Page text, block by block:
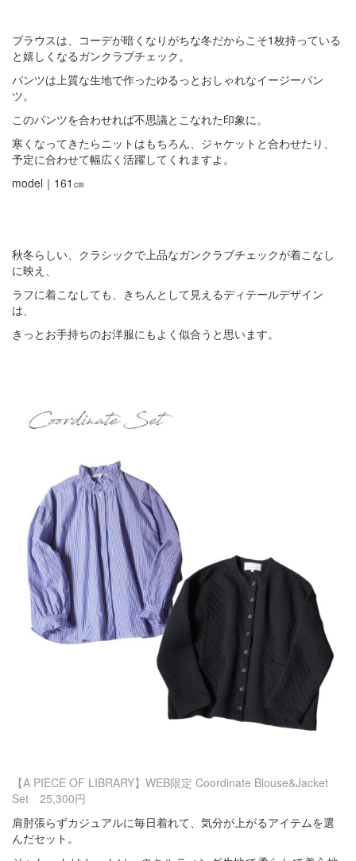
ブラウスは、コーデが暗くなりがちな冬だからこそ1枚持っている
と嬉しくなるガンクラブチェック。
パンツは上質な生地で作ったゆるっとおしゃれなイージーパン
ツ。
このパンツを合わせれば不思議とこなれた印象に。
寒くなってきたらニットはもちろん、ジャケットと合わせたり、
予定に合わせて幅広く活躍してくれますよ。
model｜161㎝
秋冬らしい、クラシックで上品なガンクラブチェックが着こなし
に映え、
ラフに着こなしても、きちんとして見えるディテールデザイン
は、
きっとお手持ちのお洋服にもよく似合うと思います。
【A PIECE OF LIBRARY】WEB限定 Coordinate Blouse&Jacket
Set 25,300円
肩肘張らずカジュアルに毎日着れて、気分が上がるアイテムを選
んだセット。